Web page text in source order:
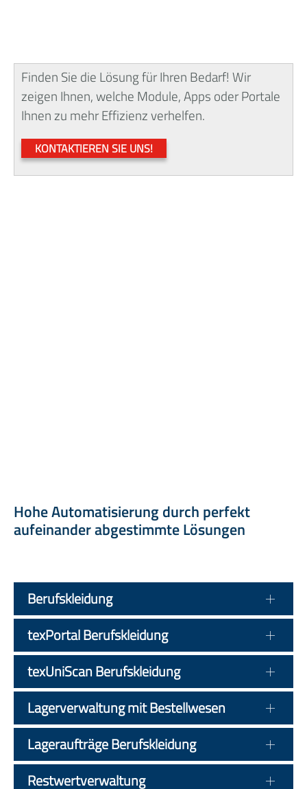
Finden Sie die Lösung für Ihren Bedarf! Wir
zeigen Ihnen, welche Module, Apps oder Portale
Ihnen zu mehr Effizienz verhelfen.
KONTAKTIEREN SIE UNS!
Hohe Automatisierung durch perfekt
aufeinander abgestimmte Lösungen
Berufskleidung
texPortal Berufskleidung
texUniScan Berufskleidung
Lagerverwaltung mit Bestellwesen
Lageraufträge Berufskleidung
Restwertverwaltung